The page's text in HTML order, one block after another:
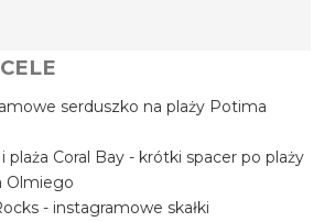
serduszko na plaży Potima
plaża Coral Bay - krótki spacer po plaży
Olmiego
- instagramowe skałki